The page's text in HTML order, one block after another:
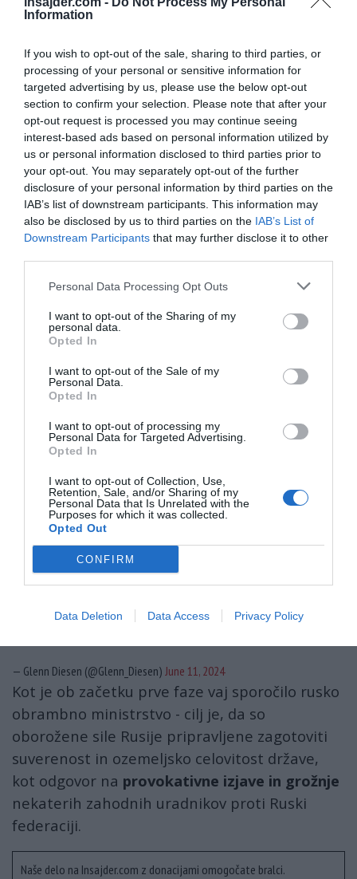
Information
If you wish to opt-out of the sale, sharing to third parties, or
processing of your personal or sensitive information for
targeted advertising by us, please use the below opt-out
section to confirm your selection. Please note that after your
opt-out request is processed you may continue seeing
interest-based ads based on personal information utilized by
us or personal information disclosed to third parties prior to
your opt-out. You may separately opt-out of the further
disclosure of your personal information by third parties on the
IAB’s list of downstream participants. This information may
also be disclosed by us to third parties on the IAB’s List of
Downstream Participants that may further disclose it to other
Personal Data Processing Opt Outs
I want to opt-out of the Sharing of my
personal data.
Opted In
I want to opt-out of the Sale of my
Personal Data.
Opted In
I want to opt-out of processing my
Personal Data for Targeted Advertising.
Opted In
I want to opt-out of Collection, Use,
Retention, Sale, and/or Sharing of my
Personal Data that Is Unrelated with the
Purposes for which it was collected.
Opted Out
CONFIRM
Data Deletion Data Access Privacy Policy
ICBMs to Cuba, Mexico, and Venezuela, in
response to NATO deploying nuclear weapons
to Eastern Europe!!
- Russian TVpic.twitter.com/sKqVlRbPBC
— US Civil Defense News (@CaptCoronado)June 10, 2024
Kot je že pojasnil tiskovni predstavnikKremlja
Dmitrij Peskov, so sedanje vojaške vaje
raketnih enot, ki jih je napovedal ruski
jedrske sile, povezane z izjavami zahodnih
uradnikov, da so pripravljeni poslati vojake v
Ukrajino.
Zahod, kot je pojasnilPeskov
, »izziva vrtinec
napetosti brez primere«, to pa
odgovor.
The Daily Express:"Ukraine is planning
'terrorist activity' which would see Russian
schools and other civilian infrastructure
targeted"
- Will the US support terror attacks against
schools? Where does the line go? Not early
warning radars, so where exacty?
https://t.co/STujMAurey
— Glenn Diesen (@Glenn_Diesen) June 11, 2024
Kot je ob začetku prve faze vaj sporočilo rusko
obrambno ministrstvo - cilj je, da so
oborožene sile Rusije pripravljene zagotoviti
suverenost in ozemeljsko celovitost države,
kot odgovor na provokativne izjave in grožnje
nekaterih zahodnih uradnikov proti Ruski
federaciji.
Naše delo na Insajder.com z donacijami omogočate bralci.